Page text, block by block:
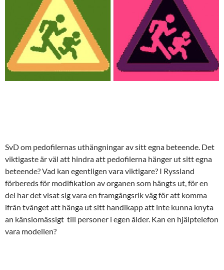
SvD om pedofilernas uthängningar av sitt egna beteende. Det
viktigaste är väl att hindra att pedofilerna hänger ut sitt egna
beteende? Vad kan egentligen vara viktigare? I Ryssland
förbereds för modifikation av organen som hängts ut, för en
del har det visat sig vara en framgångsrik väg för att komma
ifrån tvånget att hänga ut sitt handikapp att inte kunna knyta
an känslomässigt till personer i egen ålder. Kan en hjälptelefon
vara modellen?